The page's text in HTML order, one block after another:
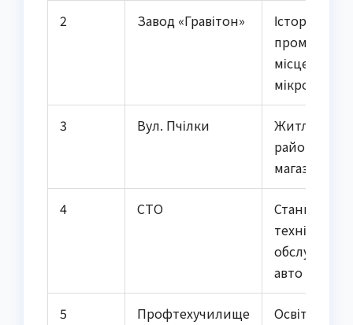
2 Завод «Гравітон»
Історичне
промислове
місце,
3 Вул. Пчілки
Житловий
район,
магазини
4 СТО
Станція
технічного
авто
5 Профтехучилище
Освітнє